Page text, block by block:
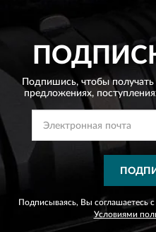
Подпишись, чтобы
предложениях,
Подписываясь, Вы соглашаетесь с
Условиями